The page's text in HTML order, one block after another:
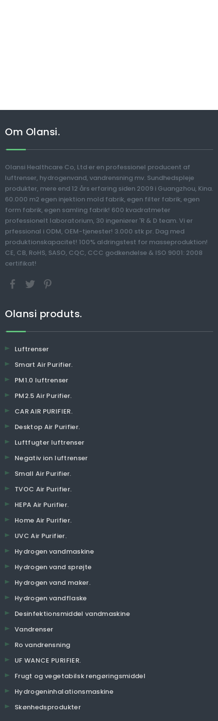
Om Olansi.
Olansi Healthcare Co, Ltd er en professionel producent af
luftrenser, hydrogenvand, vandrensning mv. Sundhedspleje
produkter, mere end 12 års erfaring siden 2009 i Guangzhou, Kina.
60.000 m2 egen injektion mold fabrik, egen filter fabrik, egen
form fabrik, egen samling fabrik! 600 kvadratmeter
professionelt laboratorium, 30 ingeniører 'R & D team. Vi er
prfessional i ODM, OEM-tjenester! 3.000 stk pr. Dag med
produktionskapacitet! 100% aldringstest for masseproduktion!
CE, CB, RoHS, SASO, CQC, CCC godkendelse & ISO 9001: 2008
certifikat!
Olansi produts.
Luftrenser
Smart Air Purifier.
PM1.0 luftrenser
PM2.5 Air Purifier.
CAR AIR PURIFIER.
Desktop Air Purifier.
Luftfugter luftrenser
Negativ ion luftrenser
Small Air Purifier.
TVOC Air Purifier.
HEPA Air Purifier.
Home Air Purifier.
UVC Air Purifier.
Hydrogen vandmaskine
Hydrogen vand sprøjte
Hydrogen vand maker.
Hydrogen vandflaske
Desinfektionsmiddel vandmaskine
Vandrenser
Ro vandrensning
UF WANCE PURIFIER.
Frugt og vegetabilsk rengøringsmiddel
Hydrogeninhalationsmaskine
Skønhedsprodukter